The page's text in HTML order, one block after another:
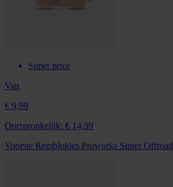
Super price
Van
€ 9,99
Oorspronkelijk: € 14,99
Voorste Remblokjes Proworks Sinter Offroad